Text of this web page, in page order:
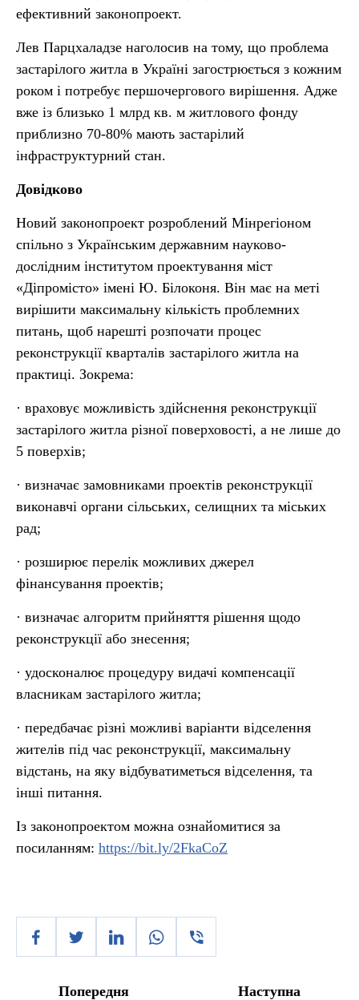
ефективний законопроект.
Лев Парцхаладзе наголосив на тому, що проблема
застарілого житла в Україні загострюється з кожним
роком і потребує першочергового вирішення. Адже
вже із близько 1 млрд кв. м житлового фонду
приблизно 70-80% мають застарілий
інфраструктурний стан.
Довідково
Новий законопроект розроблений Мінрегіоном
спільно з Українським державним науково-
дослідним інститутом проектування міст
«Діпромісто» імені Ю. Білоконя. Він має на меті
вирішити максимальну кількість проблемних
питань, щоб нарешті розпочати процес
реконструкції кварталів застарілого житла на
практиці. Зокрема:
· враховує можливість здійснення реконструкції
застарілого житла різної поверховості, а не лише до
5 поверхів;
· визначає замовниками проектів реконструкції
виконавчі органи сільських, селищних та міських
рад;
· розширює перелік можливих джерел
фінансування проектів;
· визначає алгоритм прийняття рішення щодо
реконструкції або знесення;
· удосконалює процедуру видачі компенсації
власникам застарілого житла;
· передбачає різні можливі варіанти відселення
жителів під час реконструкції, максимальну
відстань, на яку відбуватиметься відселення, та
інші питання.
Із законопроектом можна ознайомитися за
посиланням: https://bit.ly/2FkaCoZ
Попередня Наступна